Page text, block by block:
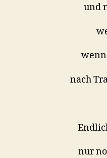
und
wenn
nach
nur